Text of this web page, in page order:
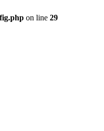
on line 29